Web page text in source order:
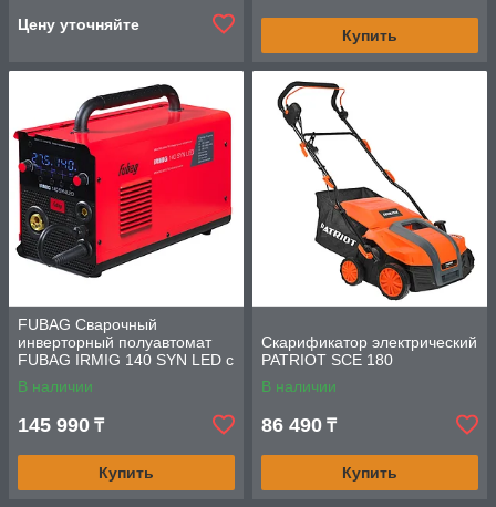
Цену уточняйте
Купить
FUBAG Сварочный
инверторный полуавтомат
FUBAG IRMIG 140 SYN LED с
горелкой 150 А в комплекте
В наличии
145 990 ₸
Купить
Скарификатор электрический
PATRIOT SCE 180
В наличии
86 490 ₸
Купить